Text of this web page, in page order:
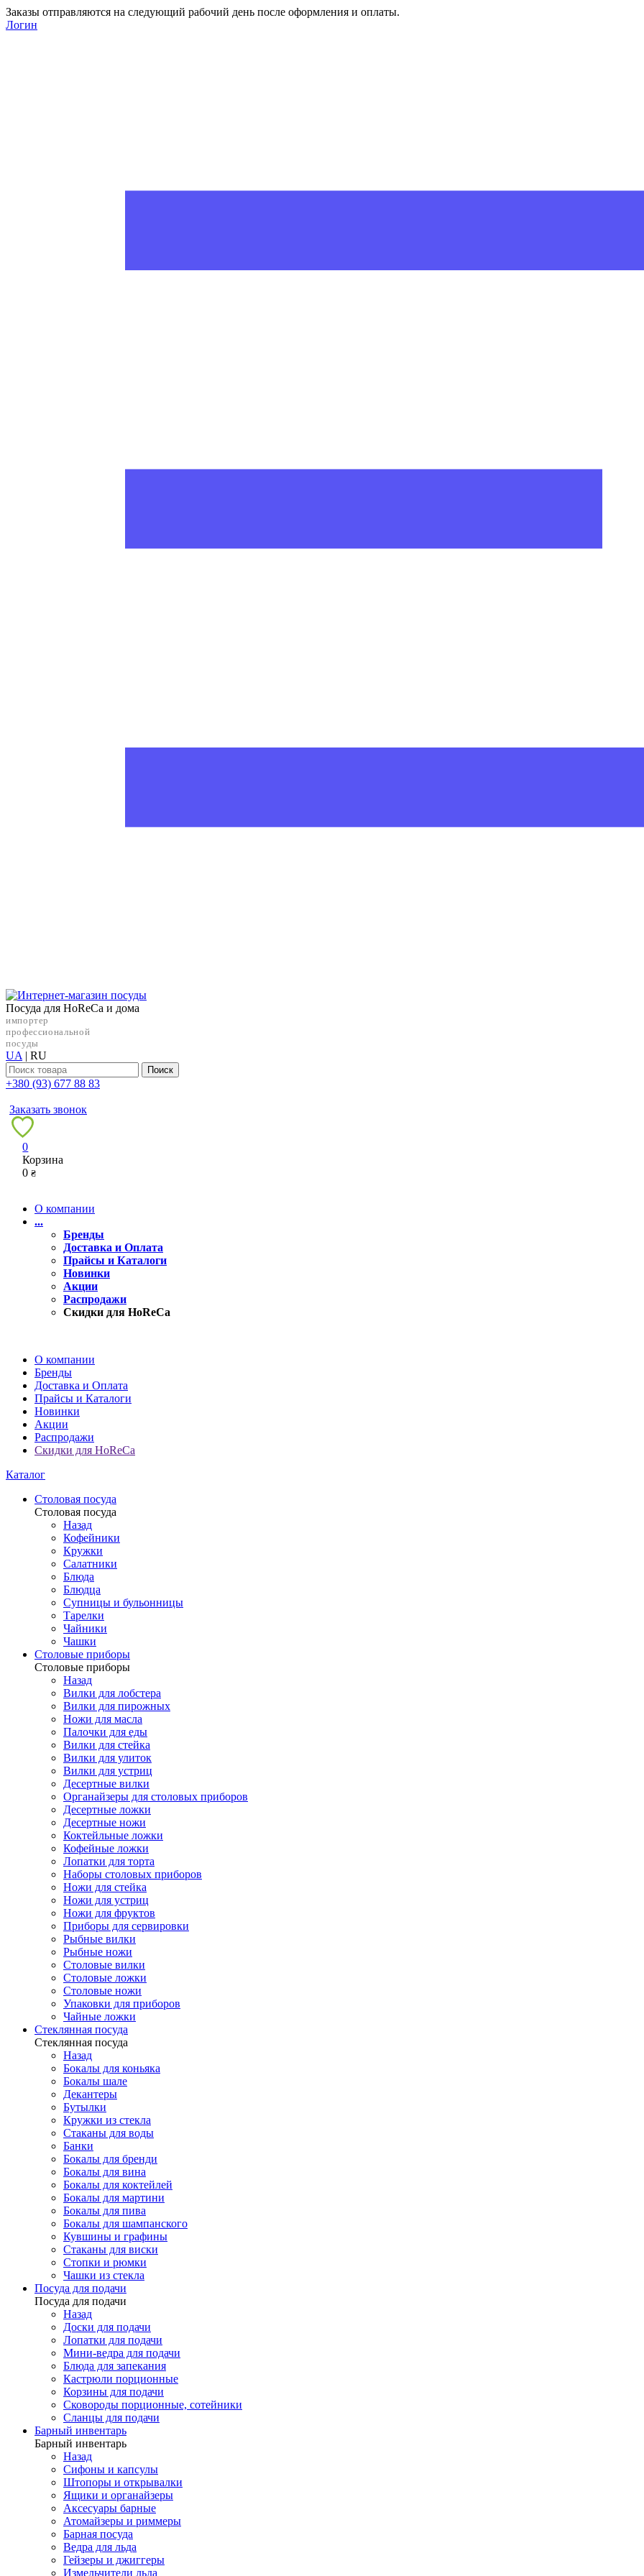
Заказы отправляются на следующий рабочий день после оформления и оплаты.
Логин
Посуда для HoReCa и дома
импортер
профессиональной
посуды
UA | RU
Поиск
+38‎0 (93) 677 88 83
Заказать звонок
0
Корзина
0₴
О компании
...
Бренды
Доставка и Оплата
Прайсы и Каталоги
Новинки
Акции
Распродажи
Скидки для HoReCa
О компании
Бренды
Доставка и Оплата
Прайсы и Каталоги
Новинки
Акции
Распродажи
Скидки для HoReCa
Каталог
Столовая посуда
Столовая посуда
Назад
Кофейники
Кружки
Салатники
Блюда
Блюдца
Супницы и бульонницы
Тарелки
Чайники
Чашки
Cтоловые приборы
Cтоловые приборы
Назад
Вилки для лобстера
Вилки для пирожных
Ножи для масла
Палочки для еды
Вилки для стейка
Вилки для улиток
Вилки для устриц
Десертные вилки
Органайзеры для столовых приборов
Десертные ложки
Десертные ножи
Коктейльные ложки
Кофейные ложки
Лопатки для торта
Наборы столовых приборов
Ножи для стейка
Ножи для устриц
Ножи для фруктов
Приборы для сервировки
Рыбные вилки
Рыбные ножи
Столовые вилки
Столовые ложки
Столовые ножи
Упаковки для приборов
Чайные ложки
Стеклянная посуда
Стеклянная посуда
Назад
Бокалы для коньяка
Бокалы шале
Декантеры
Бутылки
Кружки из стекла
Стаканы для воды
Банки
Бокалы для бренди
Бокалы для вина
Бокалы для коктейлей
Бокалы для мартини
Бокалы для пива
Бокалы для шампанского
Кувшины и графины
Стаканы для виски
Стопки и рюмки
Чашки из стекла
Посуда для подачи
Посуда для подачи
Назад
Доски для подачи
Лопатки для подачи
Мини-ведра для подачи
Блюда для запекания
Кастрюли порционные
Корзины для подачи
Сковороды порционные, сотейники
Сланцы для подачи
Барный инвентарь
Барный инвентарь
Назад
Сифоны и капсулы
Штопоры и открывалки
Ящики и органайзеры
Аксесуары барные
Атомайзеры и риммеры
Барная посуда
Ведра для льда
Гейзеры и джиггеры
Измельчители льда